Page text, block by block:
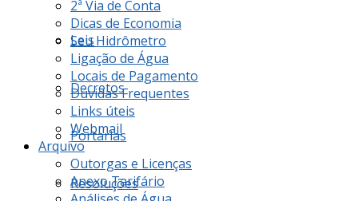
Leis
Decretos
Portarias
Resoluções
2ª Via de Conta
Dicas de Economia
Seu Hidrômetro
Ligação de Água
Locais de Pagamento
Dúvidas Frequentes
Links úteis
Webmail
Arquivo
Outorgas e Licenças
Anexo Tarifário